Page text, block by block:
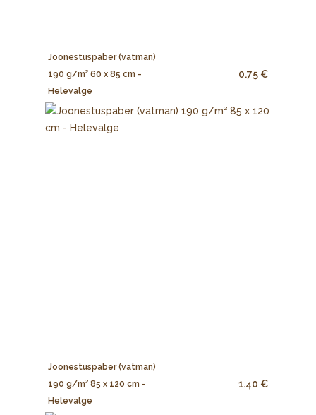
Joonestuspaber (vatman)
190 g/m² 60 x 85 cm -
Helevalge
0.75 €
Joonestuspaber (vatman)
190 g/m² 85 x 120 cm -
Helevalge
1.40 €